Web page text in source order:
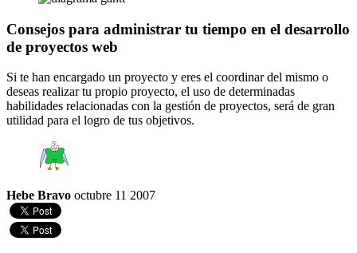
Consejos para administrar tu tiempo en el desarrollo
de proyectos web
Si te han encargado un proyecto y eres el coordinar del mismo o
deseas realizar tu propio proyecto, el uso de determinadas
habilidades relacionadas con la gestión de proyectos, será de gran
utilidad para el logro de tus objetivos.
Hebe Bravo octubre 11 2007